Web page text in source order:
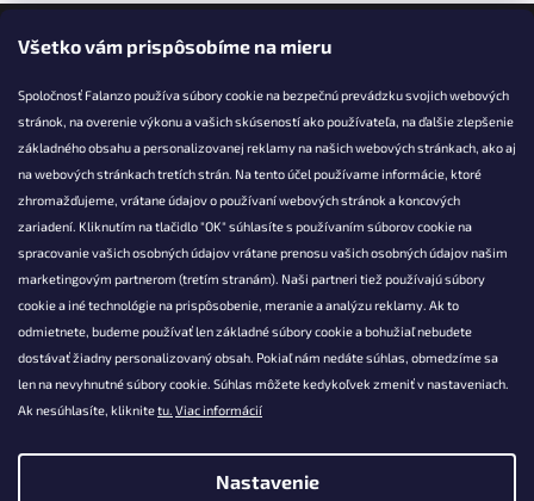
Všetko vám prispôsobíme na mieru
Spoločnosť Falanzo používa súbory cookie na bezpečnú prevádzku svojich webových
stránok, na overenie výkonu a vašich skúseností ako používateľa, na ďalšie zlepšenie
základného obsahu a personalizovanej reklamy na našich webových stránkach, ako aj
na webových stránkach tretích strán. Na tento účel používame informácie, ktoré
zhromažďujeme, vrátane údajov o používaní webových stránok a koncových
zariadení. Kliknutím na tlačidlo "OK" súhlasíte s používaním súborov cookie na
spracovanie vašich osobných údajov vrátane prenosu vašich osobných údajov našim
marketingovým partnerom (tretím stranám). Naši partneri tiež používajú súbory
cookie a iné technológie na prispôsobenie, meranie a analýzu reklamy. Ak to
odmietnete, budeme používať len základné súbory cookie a bohužiaľ nebudete
dostávať žiadny personalizovaný obsah. Pokiaľ nám nedáte súhlas, obmedzíme sa
len na nevyhnutné súbory cookie. Súhlas môžete kedykoľvek zmeniť v nastaveniach.
Ak nesúhlasíte, kliknitetu. Viac informácií
Nastavenie
Facebook
KONTAKT
info@falanzo.sk
Falanzo.sk
FalanzoSK